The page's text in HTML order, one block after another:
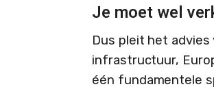
Je moet wel
Dus pleit het
infrastructuur,
één fundamentele